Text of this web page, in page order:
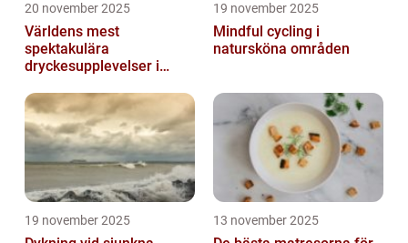
20 november 2025
Världens mest
spektakulära
dryckesupplevelser i
19 november 2025
Mindful cycling i
natursköna områden
19 november 2025 13 november 2025